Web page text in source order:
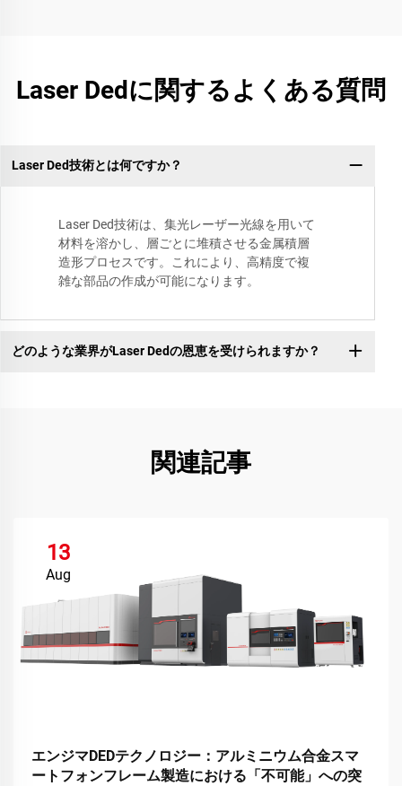
Laser Dedに関するよくある質問
Laser Ded技術とは何ですか？
Laser Ded技術は、集光レーザー光線を用いて
材料を溶かし、層ごとに堆積させる金属積層
造形プロセスです。これにより、高精度で複
雑な部品の作成が可能になります。
どのような業界がLaser Dedの恩恵を受けられますか？
関連記事
13
Aug
エンジマDEDテクノロジー：アルミニウム合金スマ
ートフォンフレーム製造における「不可能」への突